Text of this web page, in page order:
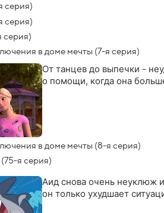
серия)
серия)
серия)
в доме мечты (7-я серия)
От танцев до выпечки -
о помощи, когда она
в доме мечты (8-я серия)
я серия)
Аид снова очень неуклюж
он только ухудшает